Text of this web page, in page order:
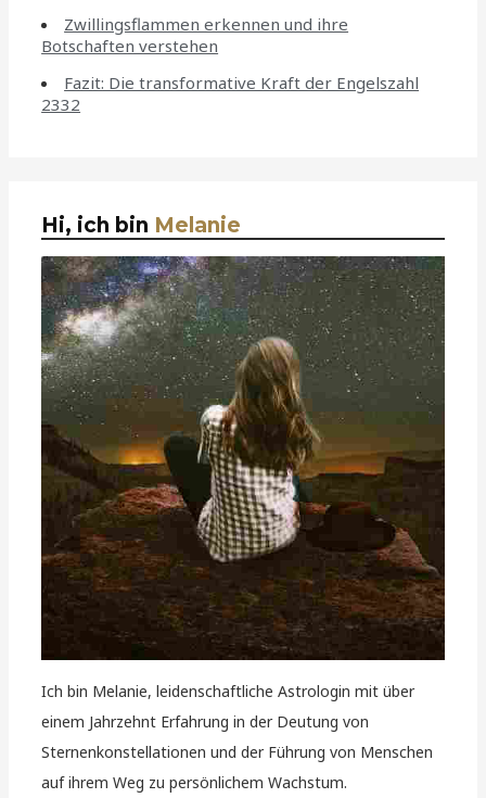
Zwillingsflammen erkennen und ihre
Botschaften verstehen
Fazit: Die transformative Kraft der Engelszahl
2332
Hi, ich bin Melanie
Ich bin Melanie, leidenschaftliche Astrologin mit über
einem Jahrzehnt Erfahrung in der Deutung von
Sternenkonstellationen und der Führung von Menschen
auf ihrem Weg zu persönlichem Wachstum.